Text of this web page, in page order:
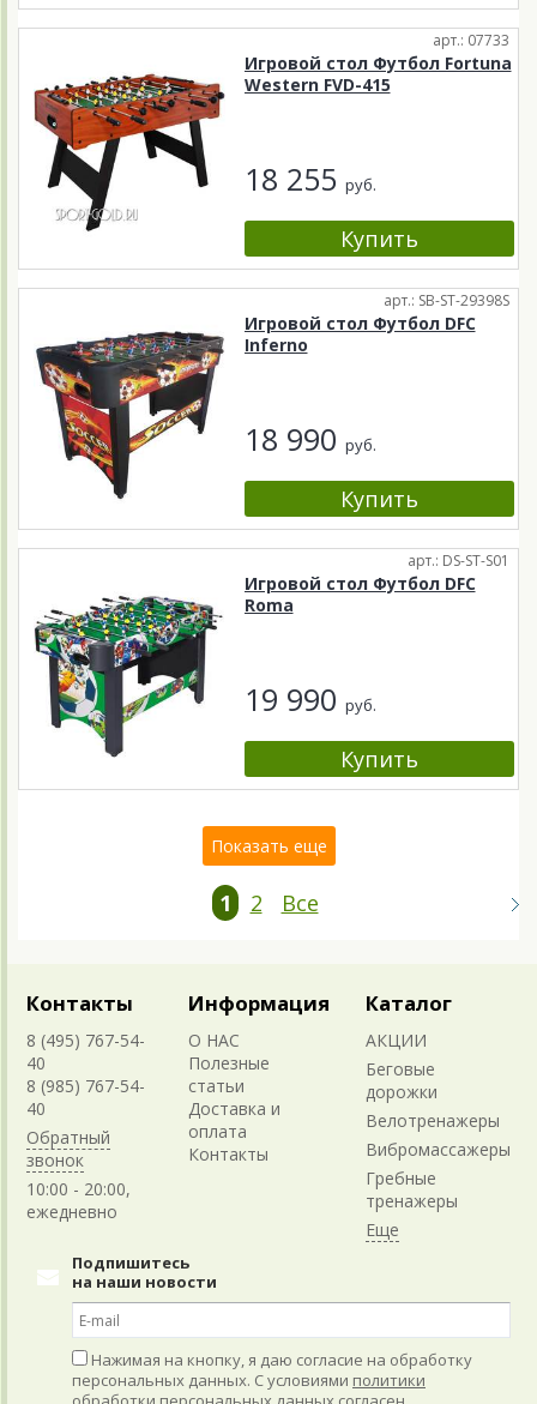
арт.: 07733
Игровой стол Футбол Fortuna
Western FVD-415
18 255 руб.
арт.: SB-ST-29398S
Игровой стол Футбол DFC
Inferno
18 990 руб.
арт.: DS-ST-S01
Игровой стол Футбол DFC
Roma
19 990 руб.
Показать еще
1 2 Все
Контакты
8 (495) 767-54-
40
8 (985) 767-54-
40
Обратный
звонок
10:00 - 20:00,
ежедневно
Информация
О НАС
Полезные
статьи
Доставка и
оплата
Контакты
Каталог
АКЦИИ
Беговые
дорожки
Велотренажеры
Вибромассажеры
Гребные
тренажеры
Подпишитесь
на наши новости
Нажимая на кнопку, я даю согласие на обработку
персональных данных. С условиями политики